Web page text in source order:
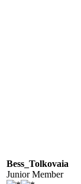
Bess_Tolkovaia
Junior Member